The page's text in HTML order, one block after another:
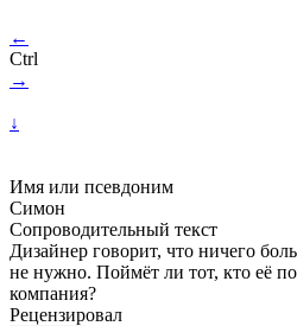
←
Ctrl
→
↓
Имя или псевдоним
Симон
Сопроводительный текст
Дизайнер говорит, что ничего
не нужно. Поймёт ли тот, кто её
компания?
Рецензировал